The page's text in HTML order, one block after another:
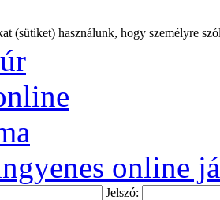
(sütiket) használunk, hogy személyre
online
Jelszó: